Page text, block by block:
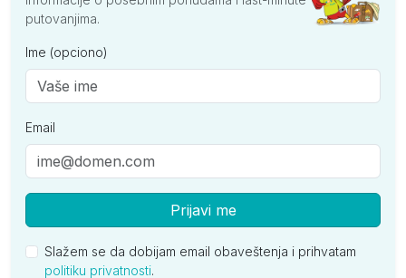
putovanjima.
Ime (opciono)
Email
Prijavi me
Slažem se da dobijam email obaveštenja i prihvatam
politiku privatnosti.